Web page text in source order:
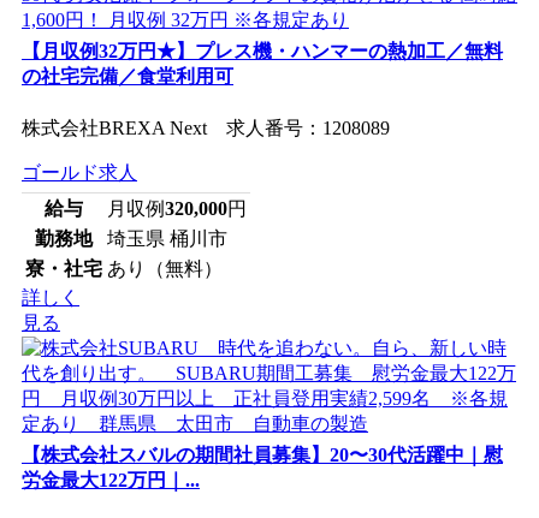
【月収例32万円★】プレス機・ハンマーの熱加工／無料
の社宅完備／食堂利用可
株式会社BREXA Next 求人番号：1208089
ゴールド求人
給与
月収例320,000円
勤務地
埼玉県 桶川市
寮・社宅 あり（無料）
詳しく
見る
【株式会社スバルの期間社員募集】20〜30代活躍中｜慰
労金最大122万円｜...